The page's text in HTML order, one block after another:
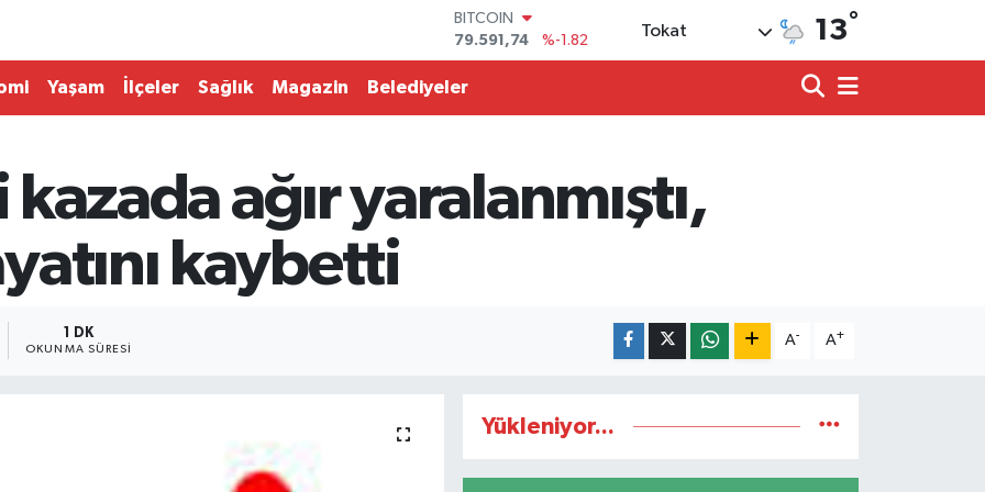
BITCOIN
79.591,74
%-1.82
DOLAR
45,43620
61,60380
G.ALTIN
6862,09000
%0.19
Tokat 13°
Yaşam İlçeler Sağlık Magazin Belediyeler
ağır yaralanmıştı,
kaybetti
1 DK
OKUNMA SÜRESI
A- A+
Yükleniyor...